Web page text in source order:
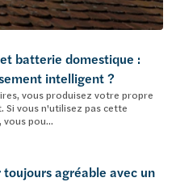
batterie domestique :
intelligent ?
vous produisez votre propre
vous n'utilisez pas cette
pou...
agréable avec un